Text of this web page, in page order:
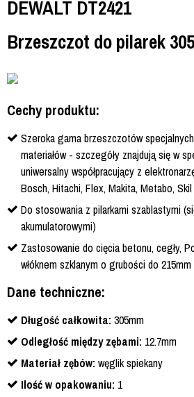
DEWALT DT2421
Brzeszczot do pilarek
Cechy produktu:
Szeroka gama brzeszczotów
materiałów - szczegóły znajdują się w
uniwersalny współpracujący z
Bosch, Hitachi, Flex, Makita, Metabo, Skil
Do stosowania z pilarkami szablastymi
akumulatorowymi)
Zastosowanie do cięcia betonu, cegły,
włóknem szklanym o grubości do 215mm
Dane techniczne:
Długość całkowita: 305mm
Odległość między zębami: 12.7mm
Materiał zębów: węglik spiekany
Ilość w opakowaniu: 1